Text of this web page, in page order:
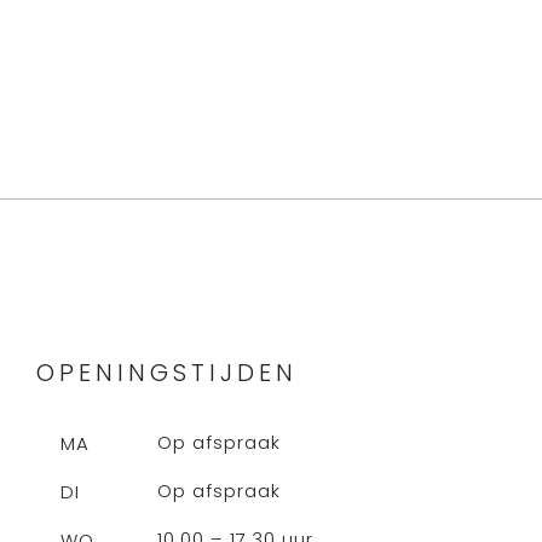
OPENINGSTIJDEN
MA
Op afspraak
DI
Op afspraak